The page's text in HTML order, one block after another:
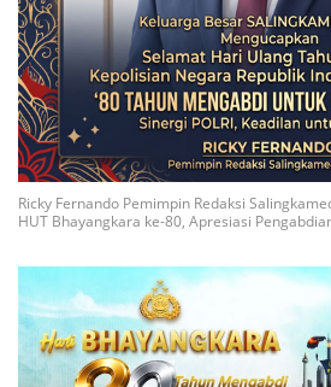
Ricky Fernando Pemimpin Redaksi
HUT Bhayangkara ke-80, Apresiasi